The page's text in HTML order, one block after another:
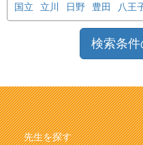
国立
立川 日野 豊田 八王
検索条
先生を探す